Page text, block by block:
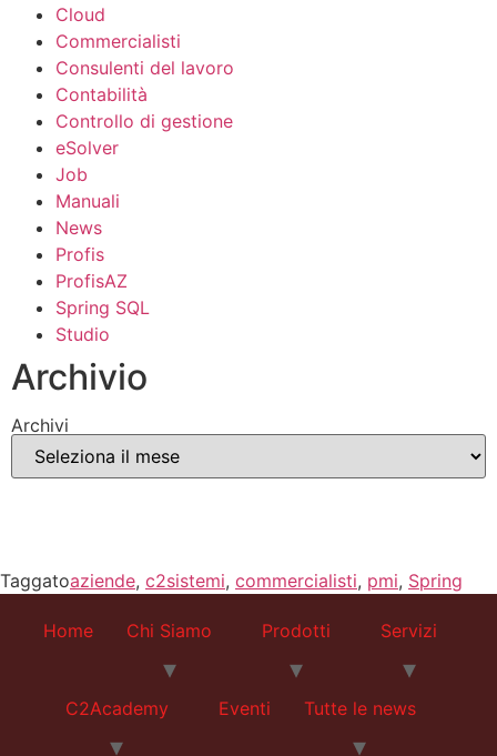
Cloud
Commercialisti
Consulenti del lavoro
Contabilità
Controllo di gestione
eSolver
Job
Manuali
News
Profis
ProfisAZ
Spring SQL
Studio
Archivio
Archivi
Taggatoaziende, c2sistemi, commercialisti, pmi, Spring
Home Chi Siamo Prodotti Servizi
C2Academy Eventi Tutte le news